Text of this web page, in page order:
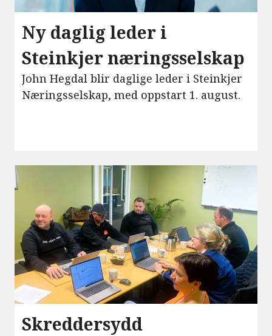
Ny daglig leder i
Steinkjer næringsselskap
John Hegdal blir daglige leder i Steinkjer
Næringsselskap, med oppstart 1. august.
Skreddersydd